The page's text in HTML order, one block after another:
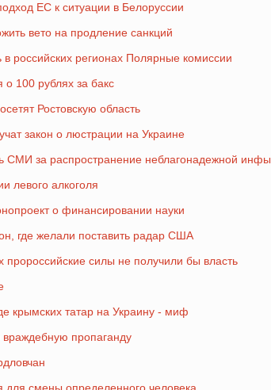
ЕС к ситуации в Белоруссии
вето на продление санкций
российских регионах Полярные комиссии
о 100 рублях за бакс
Ростовскую область
закон о люстрации на Украине
СМИ за распространение неблагонадежной инфы
левого алкоголя
о финансировании науки
где желали поставить радар США
силы не получили бы власть
крымских татар на Украину - миф
пропаганду